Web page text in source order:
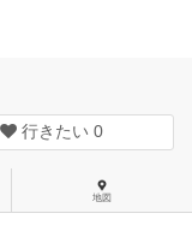
行きたい 0
地図